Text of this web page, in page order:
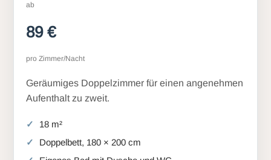
ab
89 €
pro Zimmer/Nacht
Geräumiges Doppelzimmer für einen angenehmen
Aufenthalt zu zweit.
18 m²
Doppelbett, 180 × 200 cm